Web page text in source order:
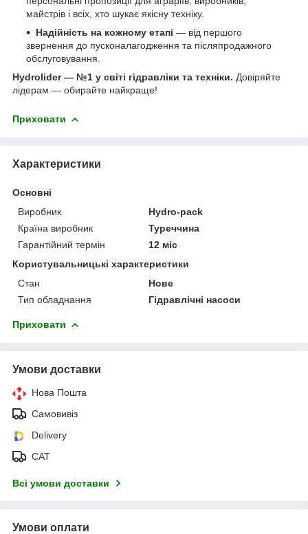
майстрів і всіх, хто шукає якісну техніку.
Надійність на кожному етапі — від першого
звернення до пусконалагодження та післяпродажного
обслуговування.
Hydrolider — №1 у світі гідравліки та техніки. Довіряйте
лідерам — обирайте найкраще!
Приховати
Характеристики
Основні
Виробник
Hydro-pack
Країна виробник
Туреччина
Гарантійний термін
12 міс
Користувальницькі характеристики
Стан
Нове
Тип обладнання
Гідравлічні насоси
Приховати
Умови доставки
Нова Пошта
Самовивіз
Delivery
САТ
Всі умови доставки
Умови оплати